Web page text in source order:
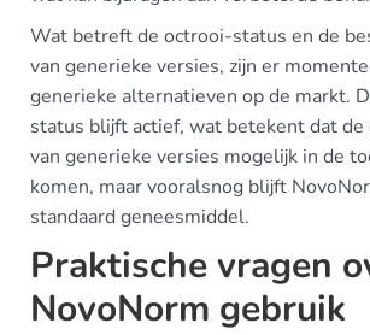
Wat betreft de octrooi-status en de
van generieke versies, zijn er
generieke alternatieven op de markt.
status blijft actief, wat betekent dat
van generieke versies mogelijk in de
komen, maar vooralsnog blijft
standaard geneesmiddel.
Praktische vragen
NovoNorm gebruik